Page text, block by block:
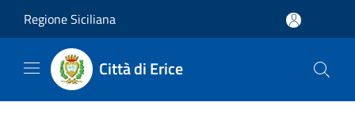
Regione Siciliana
Città di Erice